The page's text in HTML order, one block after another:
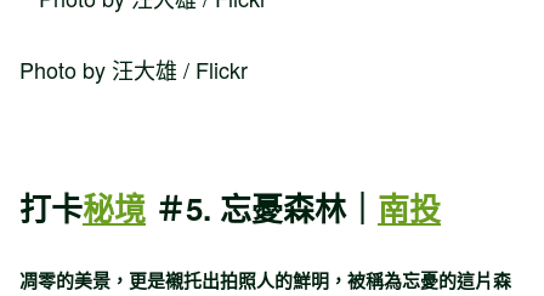
Photo by 汪大雄 / Flickr
打卡秘境 ＃5. 忘憂森林｜ 南投
凋零的美景，更是襯托出拍照人的鮮明，被稱為忘憂的這片森